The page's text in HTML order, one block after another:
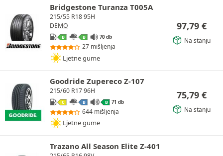
Bridgestone Turanza T005A
215/55 R18 95H
DEMO
B B 70 db
27 mišljenja
Ljetne gume
97,79 €
Na stanju
Goodride Zupereco Z-107
215/60 R17 96H
C B B 71 db
644 mišljenja
Ljetne gume
75,79 €
Na stanju
Trazano All Season Elite Z-401